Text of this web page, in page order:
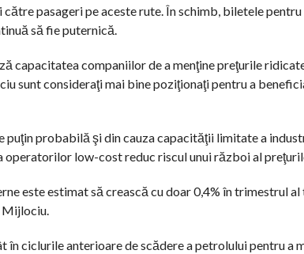
pasageri pe aceste rute. În schimb, biletele
să fie puternică.
capacitatea companiilor de a menţine preţurile
sunt consideraţi mai bine poziţionaţi pentru a
probabilă şi din cauza capacităţii limitate a
low-cost reduc riscul unui război al
este estimat să crească cu doar 0,4% în trimestrul al
Mijlociu.
în ciclurile anterioare de scădere a petrolului pentru a